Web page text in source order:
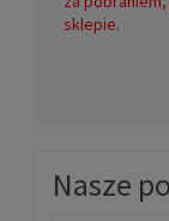
sklepie.
Nasze